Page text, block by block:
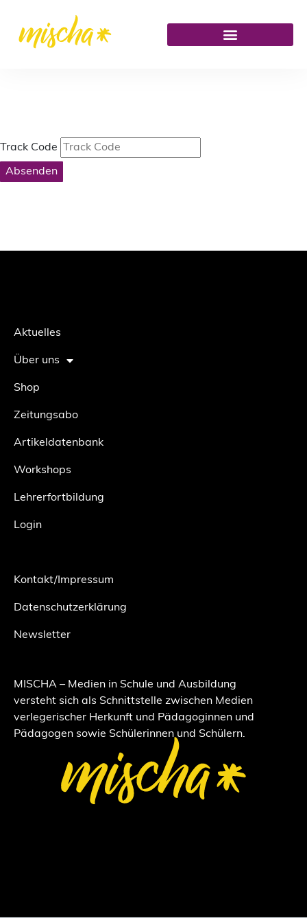
Track Code
Absenden
Aktuelles
Über uns
Shop
Zeitungsabo
Artikeldatenbank
Workshops
Lehrerfortbildung
Login
Kontakt/Impressum
Datenschutzerklärung
Newsletter
MISCHA – Medien in Schule und Ausbildung
versteht sich als Schnittstelle zwischen Medien
verlegerischer Herkunft und Pädagoginnen und
Pädagogen sowie Schülerinnen und Schülern.